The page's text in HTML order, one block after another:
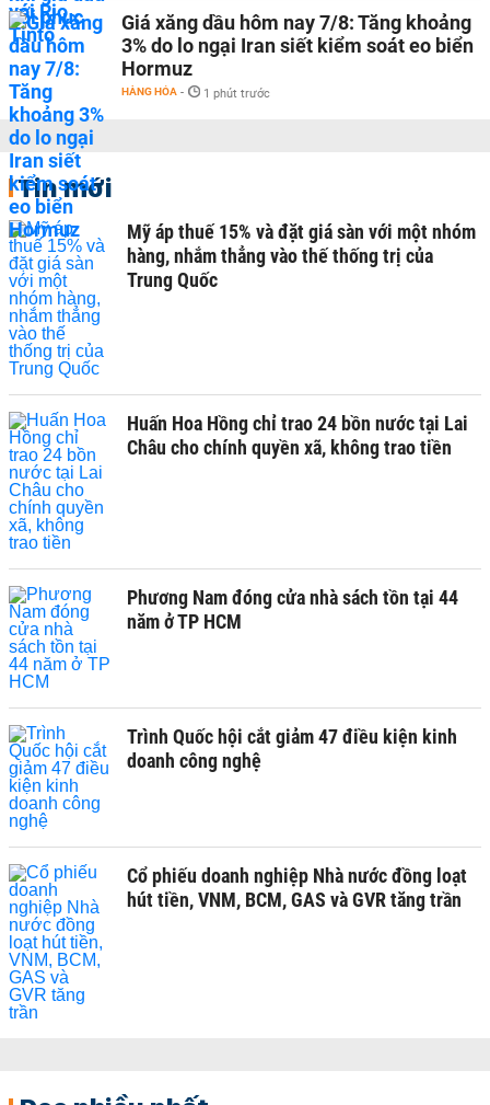
Giá xăng dầu hôm nay 7/8: Tăng khoảng
3% do lo ngại Iran siết kiểm soát eo biển
Hormuz
HÀNG HÓA - 1 phút trước
Tin mới
Mỹ áp thuế 15% và đặt giá sàn với một nhóm
hàng, nhắm thẳng vào thế thống trị của
Trung Quốc
Huấn Hoa Hồng chỉ trao 24 bồn nước tại Lai
Châu cho chính quyền xã, không trao tiền
Phương Nam đóng cửa nhà sách tồn tại 44
năm ở TP HCM
Trình Quốc hội cắt giảm 47 điều kiện kinh
doanh công nghệ
Cổ phiếu doanh nghiệp Nhà nước đồng loạt
hút tiền, VNM, BCM, GAS và GVR tăng trần